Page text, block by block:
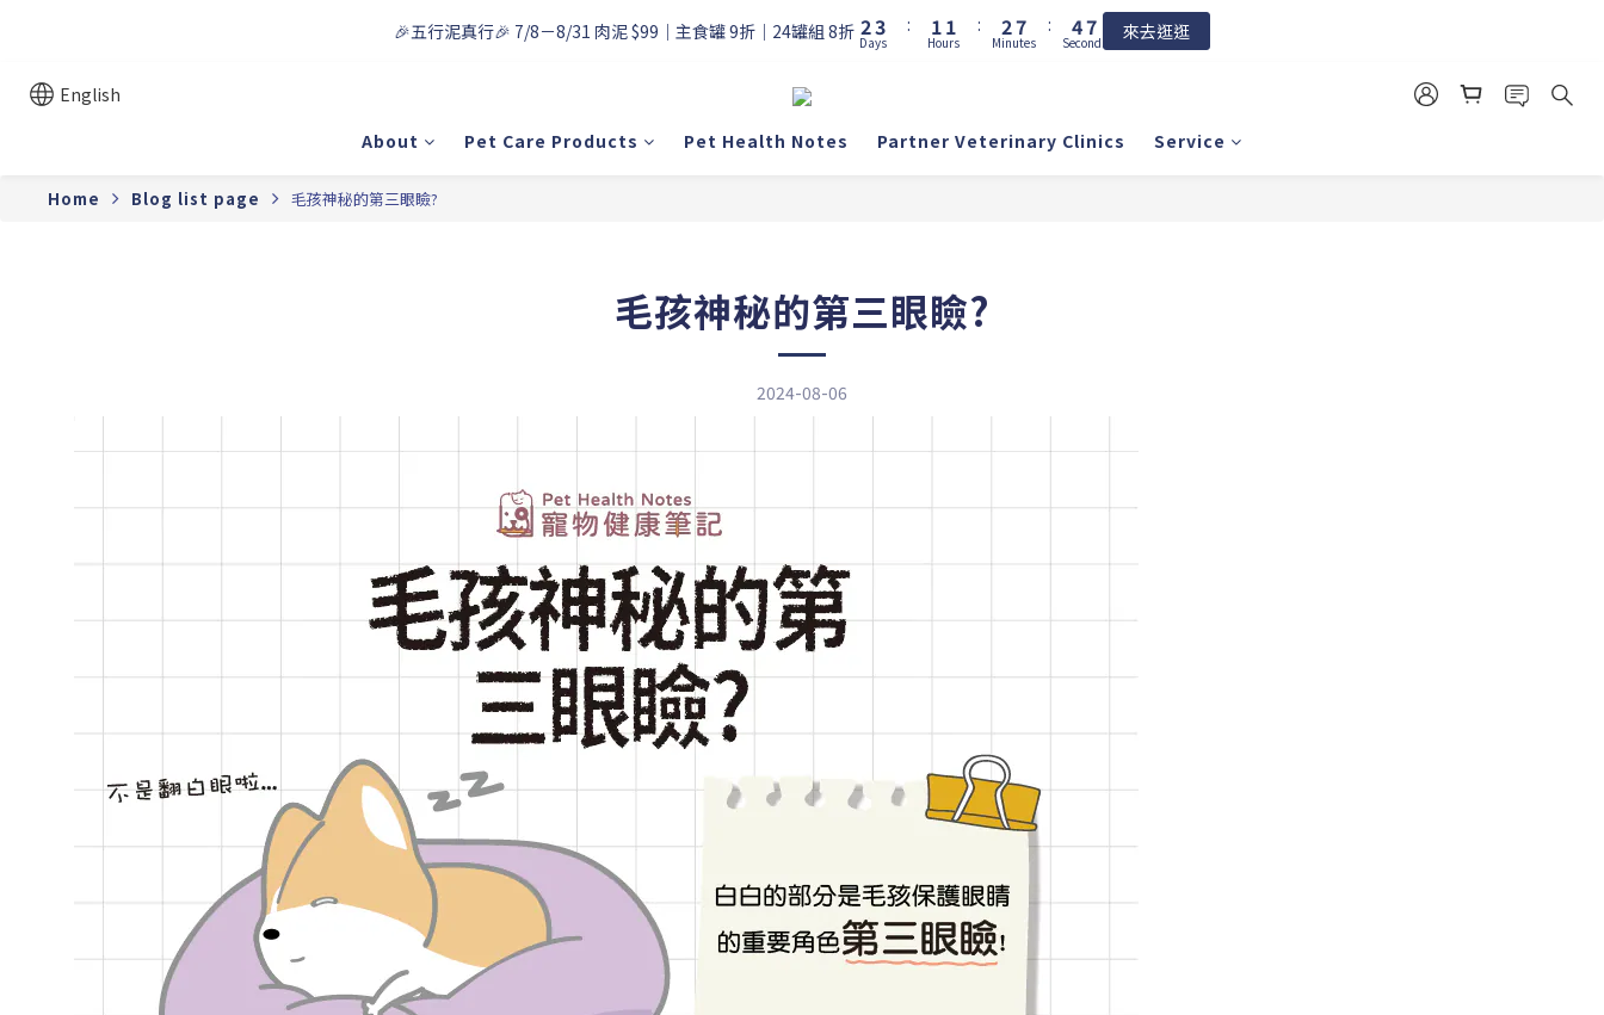
🎉五行泥真行🎉 7/8－8/31 肉泥 $99｜主食罐 9折｜24罐組 8折 2
1
3
2
Days
:
1
0
1
0
Hours
:
2
1
7
6
3
2
Minutes
:
4
3
0
6
5
2
1
Seconds 來去逛逛
English
About
Pet Care Products Pet Health Notes Partner Veterinary Clinics Service
Home Blog list page 毛孩神秘的第三眼瞼?
毛孩神秘的第三眼瞼?
2024-08-06